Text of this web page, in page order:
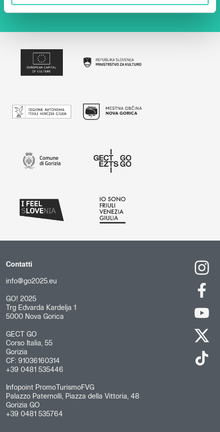
Contatti
info@go2025.eu
GO! 2025
Trg Edvarda Kardelja 1
5000 Nova Gorica
GECT GO
Corso Italia, 55
Gorizia
CF: 91036160314
+39 0481 535446
Infopoint PromoTurismoFVG
Palazzo Paternolli, Piazza della Vittoria, 48
Gorizia GO
+39 0481 535764